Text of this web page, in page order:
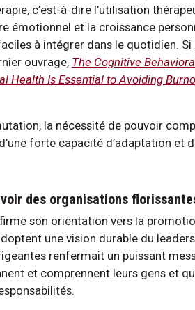
c’est-à-dire l’utilisation
émotionnel et la croissance
à intégrer dans le quotidien.
ouvrage, The Cognitive
Health Is Essential to Avoiding
la nécessité de pouvoir
forte capacité d’adaptation et
des organisations
son orientation vers la
une vision durable du
renfermait un puissant
et comprennent leurs gens et